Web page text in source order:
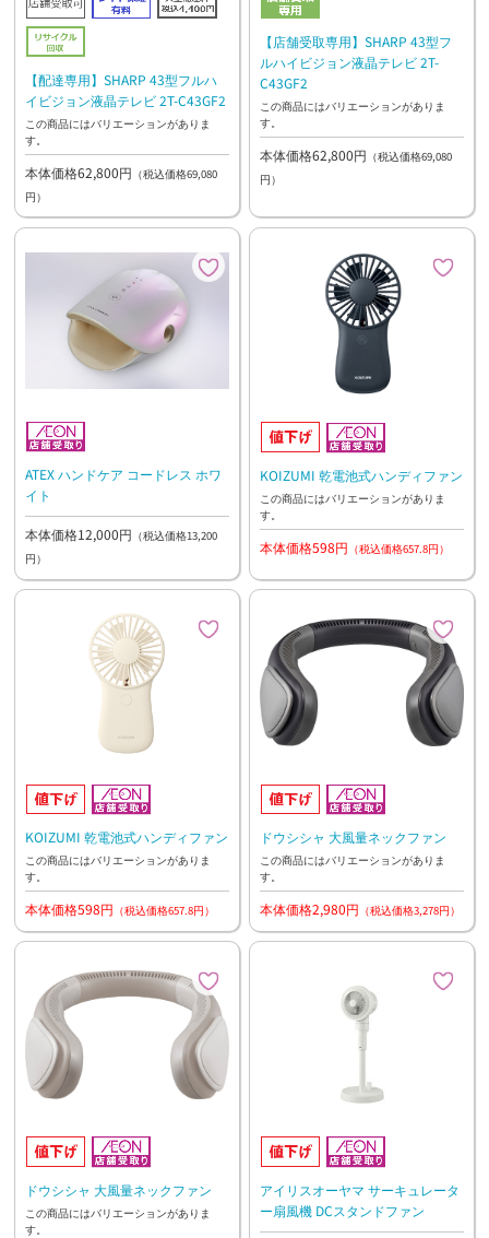
【配達専用】SHARP 43型フルハ
イビジョン液晶テレビ 2T-C43GF2
この商品にはバリエーションがありま
す。
本体価格62,800円 （税込価格69,080
円）
【店舗受取専用】SHARP 43型フ
ルハイビジョン液晶テレビ 2T-
C43GF2
この商品にはバリエーションがありま
す。
本体価格62,800円 （税込価格69,080
円）
ATEX ハンドケア コードレス ホワ
イト
本体価格12,000円 （税込価格13,200
円）
KOIZUMI 乾電池式ハンディファン
この商品にはバリエーションがありま
す。
本体価格598円 （税込価格657.8円）
KOIZUMI 乾電池式ハンディファン
この商品にはバリエーションがありま
す。
本体価格598円 （税込価格657.8円）
ドウシシャ 大風量ネックファン
この商品にはバリエーションがありま
す。
本体価格2,980円 （税込価格3,278円）
ドウシシャ 大風量ネックファン
この商品にはバリエーションがありま
す。
アイリスオーヤマ サーキュレータ
ー扇風機 DCスタンドファン